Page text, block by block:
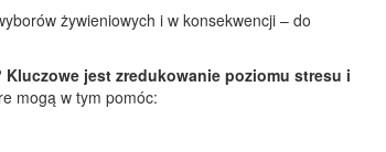
żywieniowych i w konsekwencji – do
Kluczowe jest zredukowanie poziomu stresu i
mogą w tym pomóc: